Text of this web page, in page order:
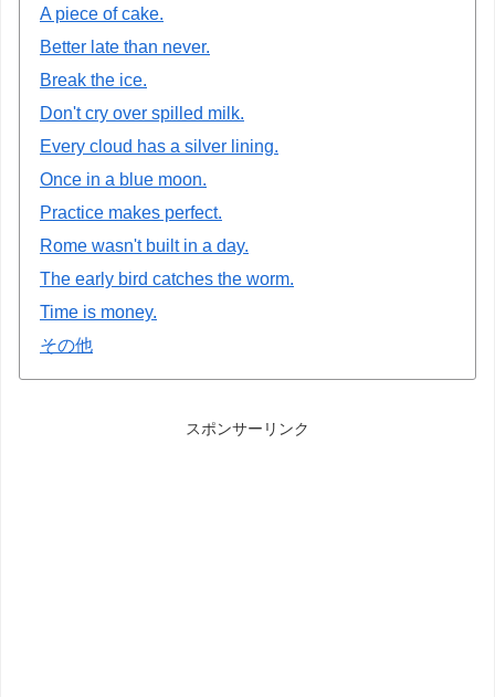
A piece of cake.
Better late than never.
Break the ice.
Don't cry over spilled milk.
Every cloud has a silver lining.
Once in a blue moon.
Practice makes perfect.
Rome wasn't built in a day.
The early bird catches the worm.
Time is money.
その他
スポンサーリンク